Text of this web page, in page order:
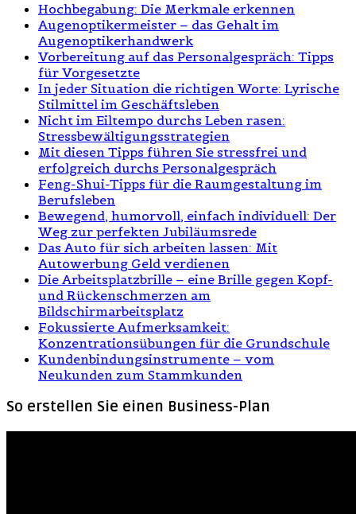
Hochbegabung: Die Merkmale erkennen
Augenoptikermeister – das Gehalt im
Augenoptikerhandwerk
Vorbereitung auf das Personalgespräch: Tipps
für Vorgesetzte
In jeder Situation die richtigen Worte: Lyrische
Stilmittel im Geschäftsleben
Nicht im Eiltempo durchs Leben rasen:
Stressbewältigungsstrategien
Mit diesen Tipps führen Sie stressfrei und
erfolgreich durchs Personalgespräch
Feng-Shui-Tipps für die Raumgestaltung im
Berufsleben
Bewegend, humorvoll, einfach individuell: Der
Weg zur perfekten Jubiläumsrede
Das Auto für sich arbeiten lassen: Mit
Autowerbung Geld verdienen
Die Arbeitsplatzbrille – eine Brille gegen Kopf-
und Rückenschmerzen am
Bildschirmarbeitsplatz
Fokussierte Aufmerksamkeit:
Konzentrationsübungen für die Grundschule
Kundenbindungsinstrumente – vom
Neukunden zum Stammkunden
So erstellen Sie einen Business-Plan